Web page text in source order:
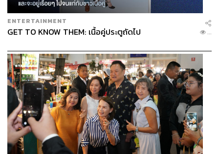
ENTERTAINMENT
GET TO KNOW THEM: เนื้อคู่ประตูถัดไป ...